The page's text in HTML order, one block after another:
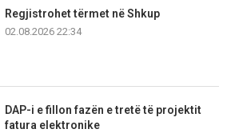
Regjistrohet tërmet në Shkup
02.08.2026 22:34
DAP-i e fillon fazën e tretë të projektit
fatura elektronike